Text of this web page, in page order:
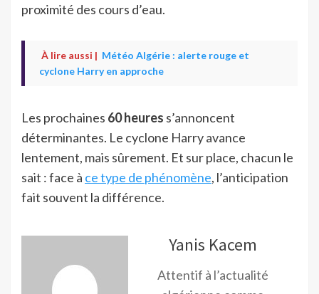
proximité des cours d’eau.
À lire aussi | Météo Algérie : alerte rouge et
cyclone Harry en approche
Les prochaines 60 heures s’annoncent
déterminantes. Le cyclone Harry avance
lentement, mais sûrement. Et sur place, chacun le
sait : face à ce type de phénomène, l’anticipation
fait souvent la différence.
Yanis Kacem
Attentif à l’actualité